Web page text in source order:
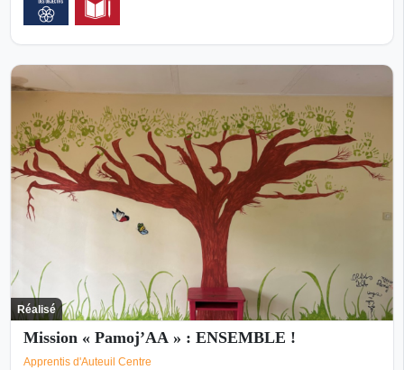
Réalisé
Mission « Pamoj’AA » : ENSEMBLE !
Apprentis d'Auteuil Centre